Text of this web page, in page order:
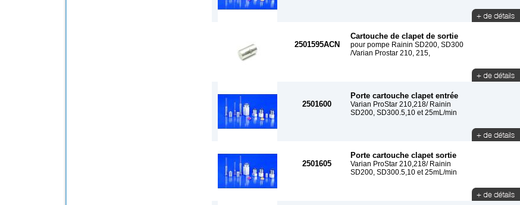
2501595ACN
Cartouche de clapet de sortie
pour pompe Rainin SD200, SD300
/Varian Prostar 210, 215,
2501600
Porte cartouche clapet entrée
Varian ProStar 210,218/ Rainin
SD200, SD300.5,10 et 25mL/min
2501605
Porte cartouche clapet sortie
Varian ProStar 210,218/ Rainin
SD200, SD300.5,10 et 25mL/min